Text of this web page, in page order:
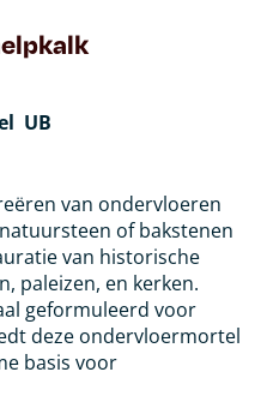
UB
van ondervloeren
of bakstenen
van historische
paleizen, en kerken.
geformuleerd voor
deze ondervloermortel
basis voor